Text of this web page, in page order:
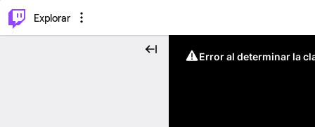
Explorar
Error al determinar la